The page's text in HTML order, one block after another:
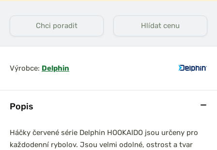
Popis
Háčky červené série Delphin HOOKAIDO jsou určeny pro
každodenní rybolov. Jsou velmi odolné, ostrost a tvar
Chci poradit Hlídat cenu
Výrobce: Delphin